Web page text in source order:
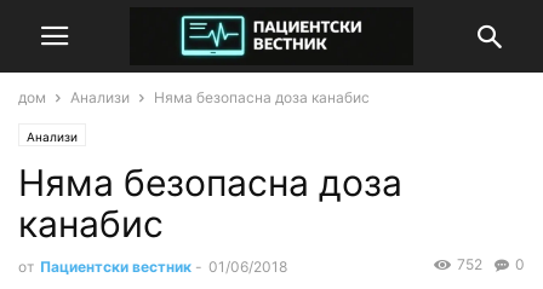
дом Анализи Няма безопасна доза канабис
Анализи
Няма безопасна доза
канабис
от Пациентски вестник - 01/06/2018 0
752